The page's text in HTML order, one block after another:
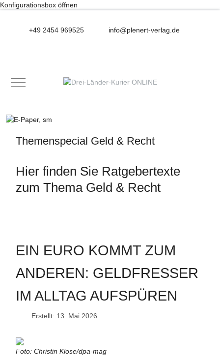
Konfigurationsbox öffnen
+49 2454 969525 info@plenert-verlag.de
Mobile Menu Toggle
Themenspecial Geld & Recht
Hier finden Sie Ratgebertexte
zum Thema Geld & Recht
EIN EURO KOMMT ZUM
ANDEREN: GELDFRESSER
IM ALLTAG AUFSPÜREN
Erstellt: 13. Mai 2026
Foto: Christin Klose/dpa-mag